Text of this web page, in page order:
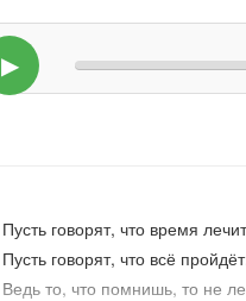
▶
Пусть говорят, что время
Пусть говорят, что всё
Ведь то, что помнишь, то не